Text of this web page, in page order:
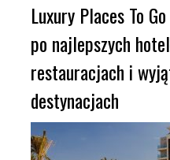
Luxury Places To
po najlepszych
restauracjach i
destynacjach